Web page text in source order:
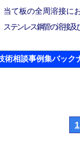
当て板の全周溶接に
ステンレス鋼管の溶接及
術相談事例集バック
1